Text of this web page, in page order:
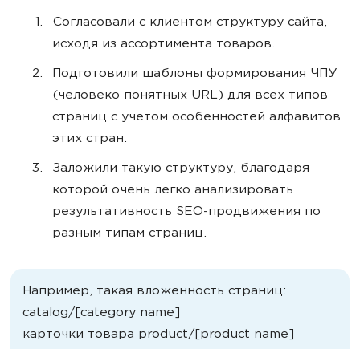
Согласовали с клиентом структуру сайта,
исходя из ассортимента товаров.
Подготовили шаблоны формирования ЧПУ
(человеко понятных URL) для всех типов
страниц с учетом особенностей алфавитов
этих стран.
Заложили такую структуру, благодаря
которой очень легко анализировать
результативность SEO-продвижения по
разным типам страниц.
Например, такая вложенность страниц:
catalog/[category name]
карточки товара product/[product name]